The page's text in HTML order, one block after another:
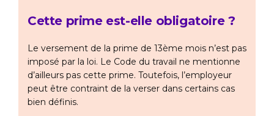
Cette prime est-elle obligatoire ?
Le versement de la prime de 13ème mois n’est pas
imposé par la loi. Le Code du travail ne mentionne
d’ailleurs pas cette prime. Toutefois, l’employeur
peut être contraint de la verser dans certains cas
bien définis.